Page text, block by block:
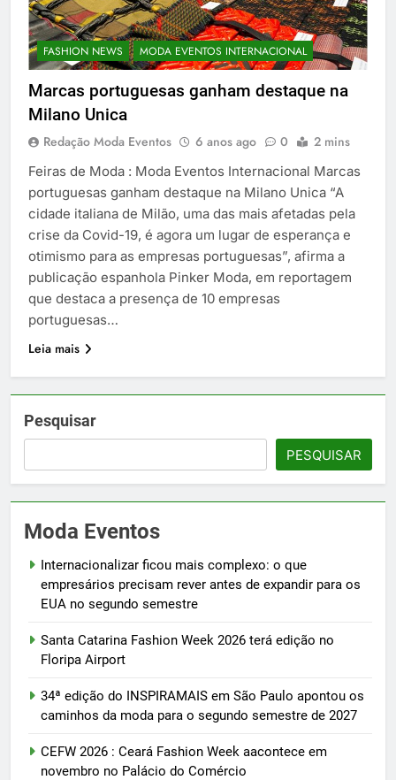
FASHION NEWS MODA EVENTOS INTERNACIONAL
Marcas portuguesas ganham destaque na
Milano Unica
Redação Moda Eventos 6 anos ago 0 2 mins
Feiras de Moda : Moda Eventos Internacional Marcas
portuguesas ganham destaque na Milano Unica “A
cidade italiana de Milão, uma das mais afetadas pela
crise da Covid-19, é agora um lugar de esperança e
otimismo para as empresas portuguesas”, afirma a
publicação espanhola Pinker Moda, em reportagem
que destaca a presença de 10 empresas
portuguesas…
Leia mais
Pesquisar
PESQUISAR
Moda Eventos
Internacionalizar ficou mais complexo: o que
empresários precisam rever antes de expandir para os
EUA no segundo semestre
Santa Catarina Fashion Week 2026 terá edição no
Floripa Airport
34ª edição do INSPIRAMAIS em São Paulo apontou os
caminhos da moda para o segundo semestre de 2027
CEFW 2026 : Ceará Fashion Week aacontece em
novembro no Palácio do Comércio